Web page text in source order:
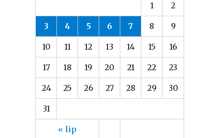
« lip
1 2
3 4 5 6 7 8 9
10 11 12 13 14 15 16
17 18 19 20 21 22 23
24 25 26 27 28 29 30
31